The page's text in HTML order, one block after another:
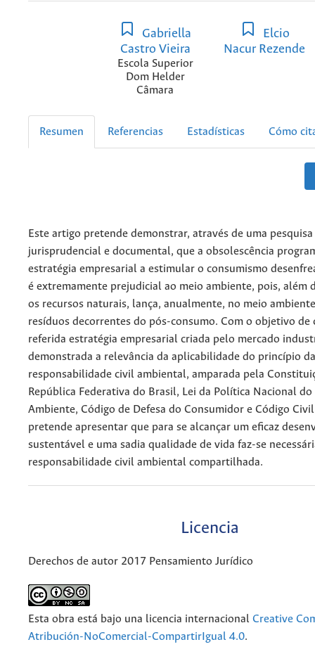
Gabriella
Castro Vieira
Escola Superior
Dom Helder
Câmara
Elcio
Nacur Rezende
Resumen Referencias Estadísticas Cómo
Este artigo pretende demonstrar, através de uma
jurisprudencial e documental, que a obsolescência
estratégia empresarial a estimular o consumismo
é extremamente prejudicial ao meio ambiente, pois, além
os recursos naturais, lança, anualmente, no meio
resíduos decorrentes do pós-consumo. Com o objetivo de
referida estratégia empresarial criada pelo mercado
demonstrada a relevância da aplicabilidade do princípio da
responsabilidade civil ambiental, amparada pela
República Federativa do Brasil, Lei da Política Nacional
Ambiente, Código de Defesa do Consumidor e Código
pretende apresentar que para se alcançar um eficaz
sustentável e uma sadia qualidade de vida faz-se
responsabilidade civil ambiental compartilhada.
Licencia
Derechos de autor 2017 Pensamiento Jurídico
Esta obra está bajo una licencia internacional Creative
Atribución-NoComercial-CompartirIgual 4.0.